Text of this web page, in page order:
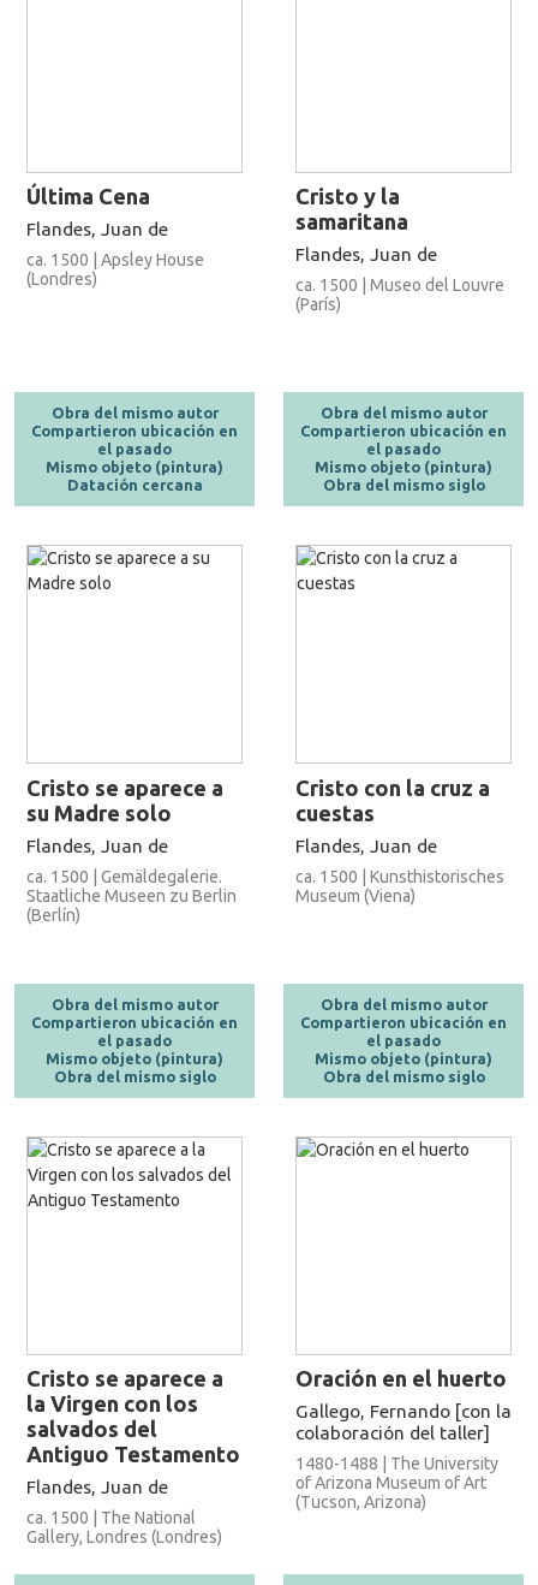
Última Cena
Flandes, Juan de
ca. 1500 | Apsley House
(Londres)
Obra del mismo autor
Compartieron ubicación en
el pasado
Mismo objeto (pintura)
Datación cercana
Cristo y la
samaritana
Flandes, Juan de
ca. 1500 | Museo del Louvre
(París)
Obra del mismo autor
Compartieron ubicación en
el pasado
Mismo objeto (pintura)
Obra del mismo siglo
Cristo se aparece a
su Madre solo
Flandes, Juan de
ca. 1500 | Gemäldegalerie.
Staatliche Museen zu Berlin
(Berlín)
Obra del mismo autor
Compartieron ubicación en
el pasado
Mismo objeto (pintura)
Obra del mismo siglo
Cristo con la cruz a
cuestas
Flandes, Juan de
ca. 1500 | Kunsthistorisches
Museum (Viena)
Obra del mismo autor
Compartieron ubicación en
el pasado
Mismo objeto (pintura)
Obra del mismo siglo
Cristo se aparece a
la Virgen con los
salvados del
Antiguo Testamento
Flandes, Juan de
ca. 1500 | The National
Gallery, Londres (Londres)
Oración en el huerto
Gallego, Fernando [con la
colaboración del taller]
1480-1488 | The University
of Arizona Museum of Art
(Tucson, Arizona)